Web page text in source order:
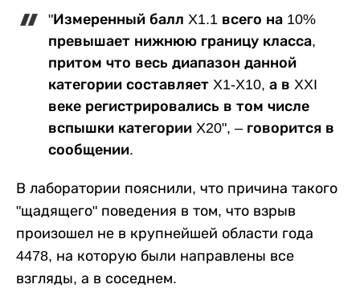
"Измеренный балл X1.1 всего на 10%
превышает нижнюю границу класса,
притом что весь диапазон данной
категории составляет X1-X10, а в XXI
веке регистрировались в том числе
вспышки категории X20", – говорится в
сообщении.
В лаборатории пояснили, что причина такого
"щадящего" поведения в том, что взрыв
произошел не в крупнейшей области года
4478, на которую были направлены все
взгляды, а в соседнем.